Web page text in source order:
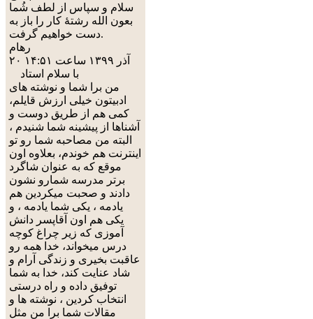
سلام و سپاس از لطف شُما
بعون الله رشتۀ کار را باز به
دست خواهیم گرفت.
رهام
۲۰ آذر ۱۳۹۹ ساعت ۱۴:۵۱
با سلام استاد
من برا شما و نوشته های
ادبیتون خیلی ارزش قایلم،
کمی هم از طریق دوست و
آشناها از پیشینه شما شنیدم ،
البته من مصاحبه شما رو تو
اینترنت هم خوندم، بعلاوه اون
موقع که به عنوان شاگرد
برتر مدرسه شمارو نشون
دادند و صحبت میکردین هم
یادمه ، یکی شما یادمه ، و
یکی هم اون آقاپسر دانش
آموزی که زیر چراغ کوچه
درس میخواند، خدا همه رو
عاقبت بخیری و زندگی آرام و
شاد عنایت کند، خدا به شما
توفیق داده و راه درستی
انتخاب کردین ، نوشته ها و
مقالات شما برا من مثل